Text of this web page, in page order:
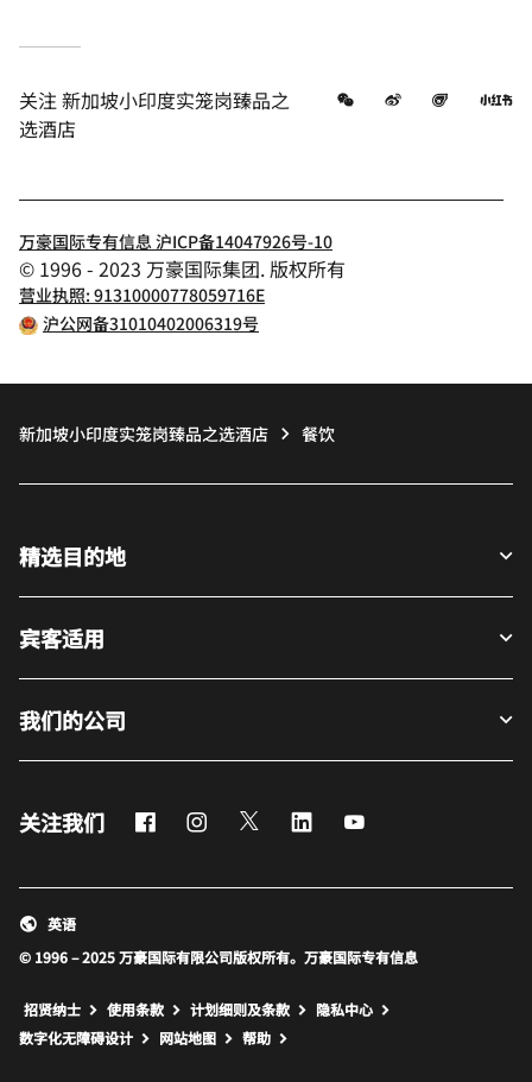
关注新加坡小印度实笼岗臻品之
选酒店
微信 微博 飞猪
万豪国际专有信息 沪ICP备14047926号-10
© 1996 - 2023 万豪国际集团. 版权所有
营业执照: 91310000778059716E
沪公网备31010402006319号
新加坡小印度实笼岗臻品之选酒店 餐饮
精选目的地
宾客适用
我们的公司
关注我们 FacebookInstagram
Twitter LinkedIn
© 1996 – 2025 万豪国际有限公司版权所有。万豪国际专有信息
英语
招贤纳士 使用条款 计划细则及条款
隐私中心
数字化无障碍设计
网站地图 打开新窗口
帮助